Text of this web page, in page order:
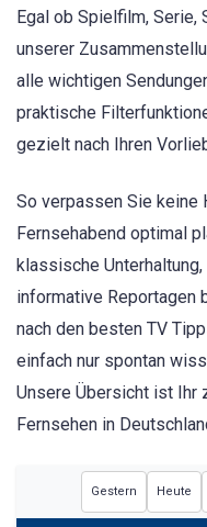
Egal ob Spielfilm, Serie,
unserer
alle wichtigen
praktische
gezielt nach Ihren
So verpassen Sie keine
Fernsehabend optimal
klassische
informative Reportagen
nach den besten TV
einfach nur spontan
Unsere Übersicht ist Ihr
Fernsehen in
Gestern Heute